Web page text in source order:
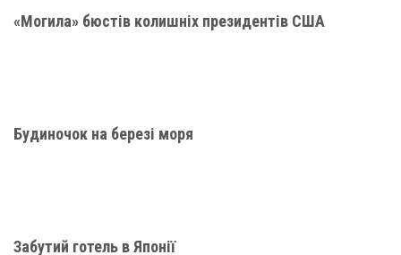
«Могила» бюстів колишніх президентів США
Будиночок на березі моря
Забутий готель в Японії